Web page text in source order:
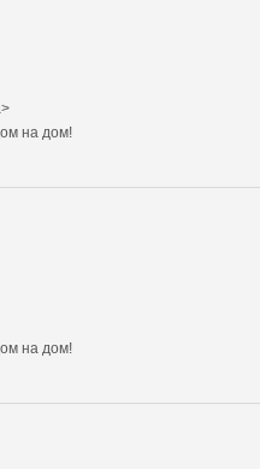
на дом!
на дом!